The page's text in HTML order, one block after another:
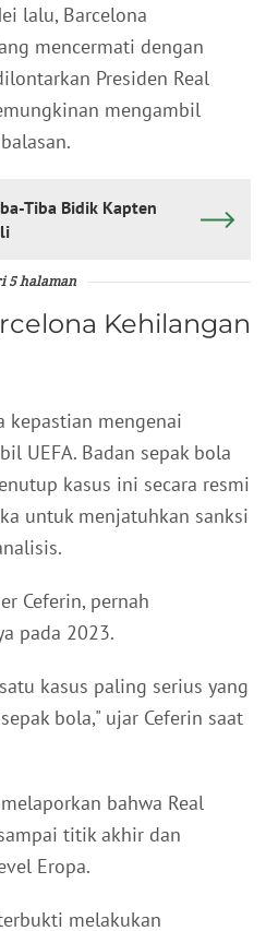
lalu, Barcelona
mencermati dengan
Presiden Real
mengambil
Tiba Bidik Kapten
5 halaman
Kehilangan
kepastian mengenai
UEFA. Badan sepak bola
kasus ini secara resmi
untuk menjatuhkan sanksi
Ceferin, pernah
pada 2023.
kasus paling serius yang
bola," ujar Ceferin saat
bahwa Real
titik akhir dan
Eropa.
melakukan